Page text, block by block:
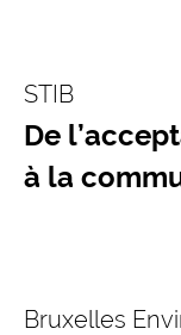
STIB
De
à la
Bruxelles